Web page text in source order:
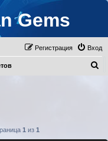
Gems
Вход
Регистрация
1 из 1